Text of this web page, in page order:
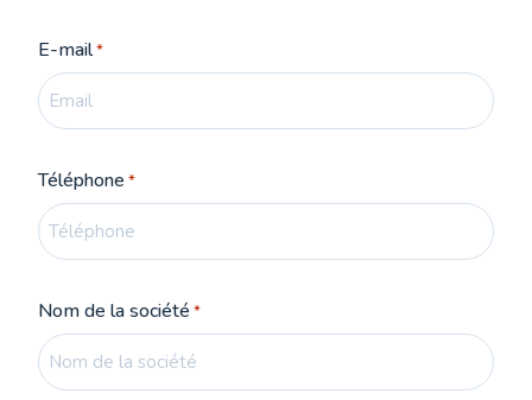
E-mail*
Téléphone *
Nom de la société *